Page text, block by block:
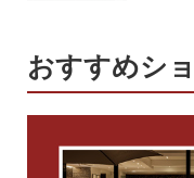
おすすめシ